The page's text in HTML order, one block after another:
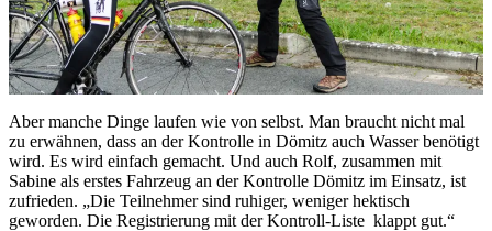
Aber manche Dinge laufen wie von selbst. Man braucht nicht mal
zu erwähnen, dass an der Kontrolle in Dömitz auch Wasser benötigt
wird. Es wird einfach gemacht. Und auch Rolf, zusammen mit
Sabine als erstes Fahrzeug an der Kontrolle Dömitz im Einsatz, ist
zufrieden. „Die Teilnehmer sind ruhiger, weniger hektisch
geworden. Die Registrierung mit der Kontroll-Liste klappt gut.“